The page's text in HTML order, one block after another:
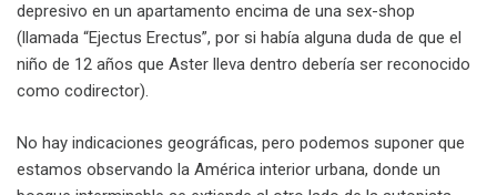
depresivo en un apartamento encima de una sex-shop
(llamada “Ejectus Erectus”, por si había alguna duda de que el
niño de 12 años que Aster lleva dentro debería ser reconocido
como codirector).
No hay indicaciones geográficas, pero podemos suponer que
estamos observando la América interior urbana, donde un